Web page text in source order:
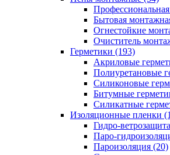
Бытовая
Огнестойкие
Очиститель
Герметики (193)
Акриловые
Полиуретановые
Силиконовые
Битумные
Силикатные
Изоляционные пленки
Гидро-
Паро-
Пароизоляция (20)